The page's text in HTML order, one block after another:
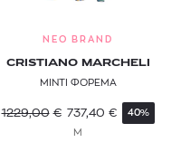
NEO BRAND
CRISTIANO MARCHELI
ΜΙΝΤΙ ΦΟΡΕΜΑ
1229,00 € 737,40 € 40%
M